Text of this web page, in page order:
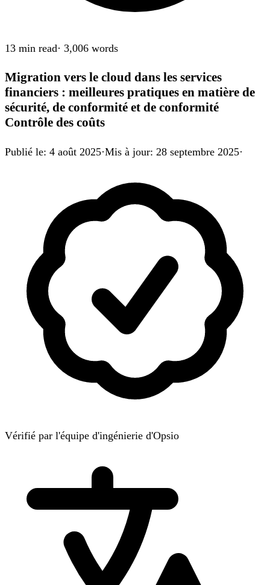
13 min read· 3,006 words
Migration vers le cloud dans les services
financiers : meilleures pratiques en matière de
sécurité, de conformité et de conformité
Contrôle des coûts
Publié le: 4 août 2025·Mis à jour: 28 septembre 2025·
Vérifié par l'équipe d'ingénierie d'Opsio